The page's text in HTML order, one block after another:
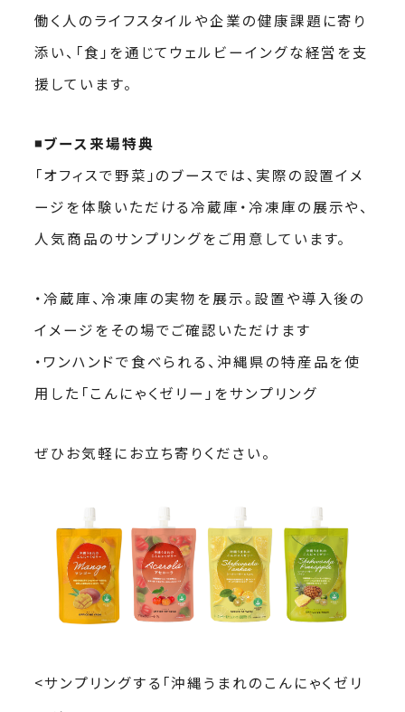
働く人のライフスタイルや企業の健康課題に寄り
添い、「食」を通じてウェルビーイングな経営を支
援しています。
◾️ブース来場特典
「オフィスで野菜」のブースでは、実際の設置イメ
ージを体験いただける冷蔵庫・冷凍庫の展示や、
人気商品のサンプリングをご用意しています。
・冷蔵庫、冷凍庫の実物を展示。設置や導入後の
イメージをその場でご確認いただけます
・ワンハンドで食べられる、沖縄県の特産品を使
用した「こんにゃくゼリー」をサンプリング
ぜひお気軽にお立ち寄りください。
<サンプリングする「沖縄うまれのこんにゃくゼリ